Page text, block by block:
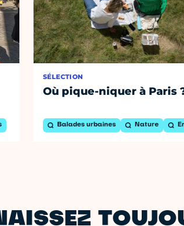
SÉLECTION
Où pique-niquer à Paris
Balades urbaines Nature